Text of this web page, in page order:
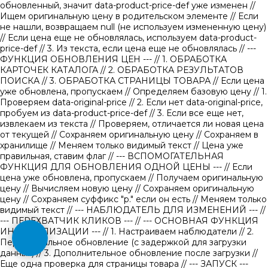
обновленный, значит data-product-price-def уже изменен //
Ищем оригинальную цену в родительском элементе // Если
не нашли, возвращаем null (не используем измененную цену)
// Если цена еще не обновлялась, используем data-product-
price-def// 3. Из текста, если цена еще не обновлялась // ---
ФУНКЦИЯ ОБНОВЛЕНИЯ ЦЕН --- // 1. ОБРАБОТКА
КАРТОЧЕК КАТАЛОГА // 2. ОБРАБОТКА РЕЗУЛЬТАТОВ
ПОИСКА // 3. ОБРАБОТКА СТРАНИЦЫ ТОВАРА // Если цена
уже обновлена, пропускаем // Определяем базовую цену // 1.
Проверяем data-original-price // 2. Если нет data-original-price,
пробуем из data-product-price-def// 3. Если все еще нет,
извлекаем из текста // Проверяем, отличается ли новая цена
от текущей // Сохраняем оригинальную цену // Сохраняем в
хранилище // Меняем только видимый текст // Цена уже
правильная, ставим флаг// --- ВСПОМОГАТЕЛЬНАЯ
ФУНКЦИЯ ДЛЯ ОБНОВЛЕНИЯ ОДНОЙ ЦЕНЫ --- // Если
цена уже обновлена, пропускаем // Получаем оригинальную
цену // Вычисляем новую цену // Сохраняем оригинальную
цену // Сохраняем суффикс "р." если он есть // Меняем только
видимый текст // --- НАБЛЮДАТЕЛЬ ДЛЯ ИЗМЕНЕНИЙ --- //
--- ПЕРЕХВАТЧИК КЛИКОВ --- // --- ОСНОВНАЯ ФУНКЦИЯ
ИНИЦИАЛИЗАЦИИ --- // 1. Настраиваем наблюдатели // 2.
Первоначальное обновление (с задержкой для загрузки
данных)// 3. Дополнительное обновление после загрузки //
Еще одна проверка для страницы товара // --- ЗАПУСК ---